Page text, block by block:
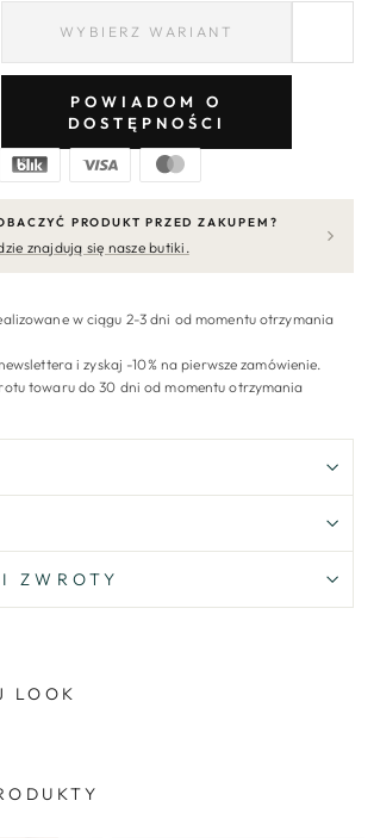
WYBIERZ WARIANT
POWIADOM O
DOSTĘPNOŚCI
PRODUKT PRZED ZAKUPEM?
znajdują się nasze butiki.
w ciągu 2-3 dni od momentu otrzymania
i zyskaj -10% na pierwsze zamówienie.
towaru do 30 dni od momentu otrzymania
ZWROTY
LOOK